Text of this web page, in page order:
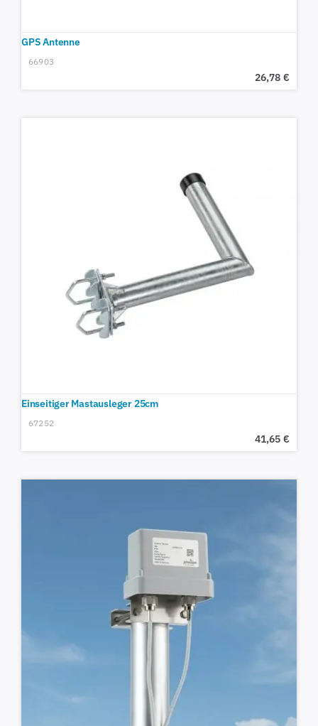
GPS Antenne
66903
26,78 €
Einseitiger Mastausleger 25cm
67252
41,65 €